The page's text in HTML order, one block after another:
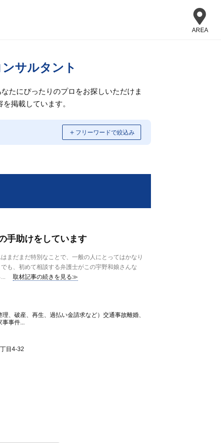
AREA
サルタント
たにぴったりのプロをお探しいただけま
掲載しています。
＋ フリーワードで絞込み
手助けをしています
だまだ特別なことで、一般の人にとってはかなり
も、初めて相談する弁護士がこの宇野和娘さんな
取材記事の続きを見る≫
、破産、再生、過払い金請求など）交通事故離婚、
事事件...
目4-32